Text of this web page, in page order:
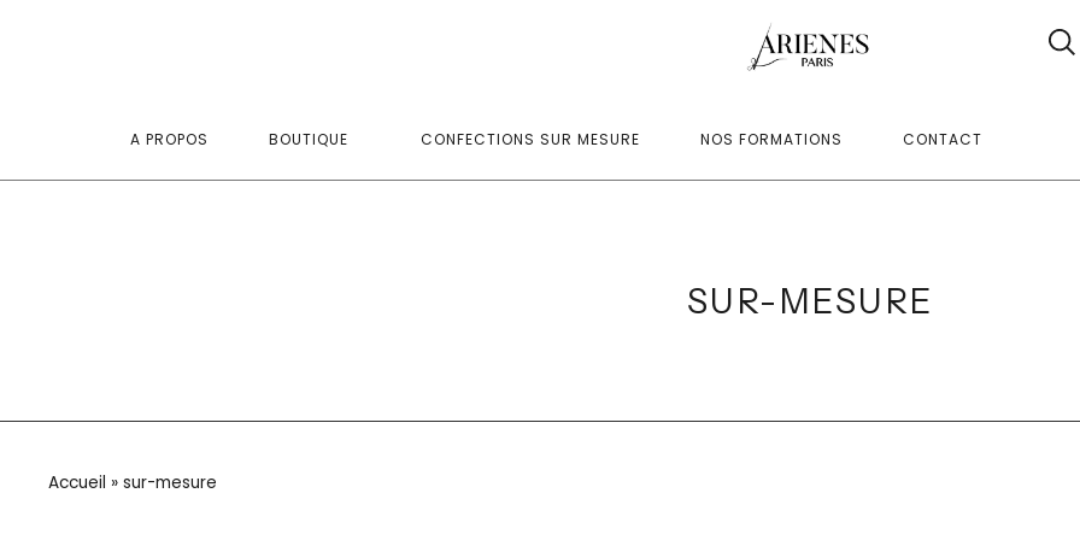
A PROPOS BOUTIQUE CONFECTIONS SUR MESURE NOS FORMATIONS CONTACT
SUR-MESURE
Accueil »sur-mesure